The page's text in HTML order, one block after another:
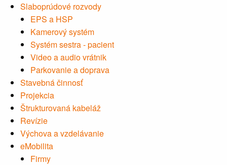
Slaboprúdové rozvody
EPS a HSP
Kamerový systém
Systém sestra - pacient
Video a audio vrátnik
Parkovanie a doprava
Stavebná činnosť
Projekcia
Štrukturovaná kabeláž
Revízie
Výchova a vzdelávanie
eMobilita
Firmy